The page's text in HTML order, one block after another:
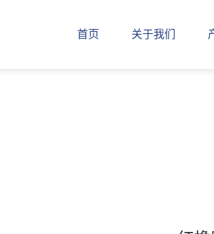
首页 关于我们